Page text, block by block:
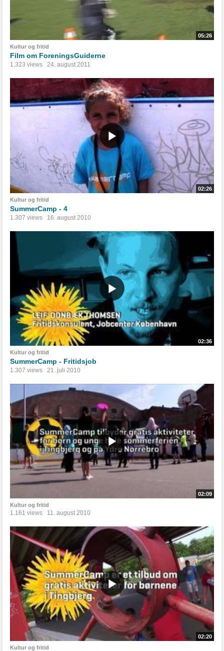
05:26
Kultur og fritid
Film om ForeningsGuiderne
1.323 views 24. august 2011
02:26
Kultur og fritid
SummerCamp - 4
1.307 views 16. august 2010
02:36
Kultur og fritid
SummerCamp - Fritidsjob
1.307 views 21. juli 2010
02:09
Kultur og fritid
1.161 views 11. august 2010
02:20
Kultur og fritid